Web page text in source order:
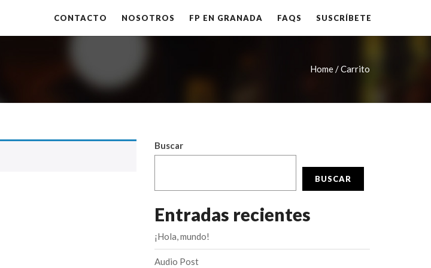
CONTACTO NOSOTROS FP EN GRANADA FAQS SUSCRÍBETE
Home /Carrito
Buscar
BUSCAR
Entradas recientes
¡Hola, mundo!
Audio Post